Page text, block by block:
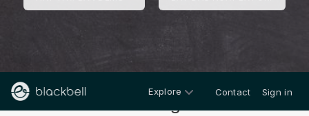
Explore Contact Sign in